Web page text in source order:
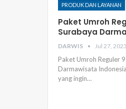
PRODUK DAN LAYANAN
Paket Umroh
Surabaya
DARWIS Jul 27, 2023
Paket Umroh Reguler
Darmawisata
yang ingin…